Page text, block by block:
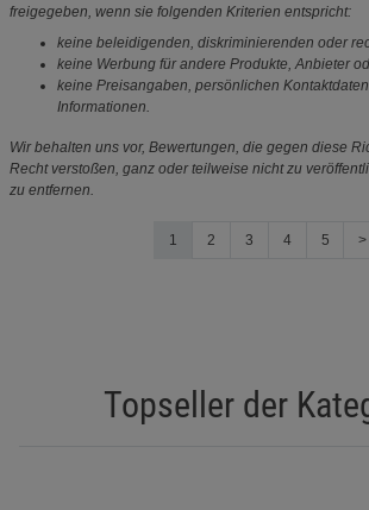
freigegeben, wenn sie folgenden Kriterien entspricht:
keine beleidigenden, diskriminierenden oder
keine Werbung für andere Produkte, Anbieter
keine Preisangaben, persönlichen
Informationen.
Wir behalten uns vor, Bewertungen, die gegen diese
Recht verstoßen, ganz oder teilweise nicht zu
zu entfernen.
1 2 3 4 5 >
Topseller der